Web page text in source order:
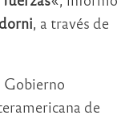
, a través de
de